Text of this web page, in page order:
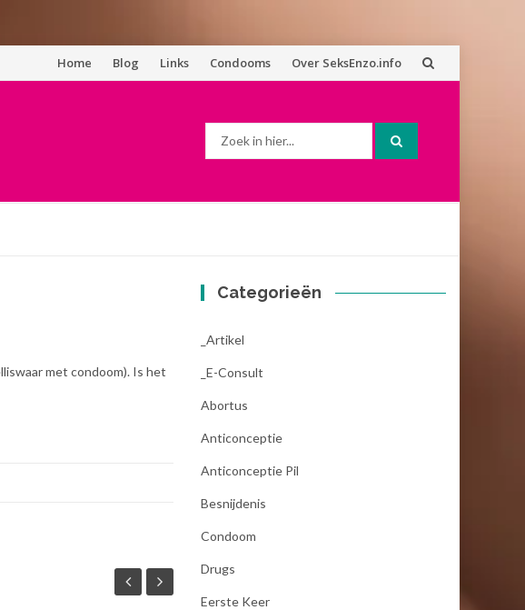
Spring
Home Blog Links Condooms Over SeksEnzo.info
met condoom). Is het
Categorieën
_Artikel
_E-Consult
Abortus
Anticonceptie
Anticonceptie Pil
Besnijdenis
Condoom
Drugs
Eerste Keer